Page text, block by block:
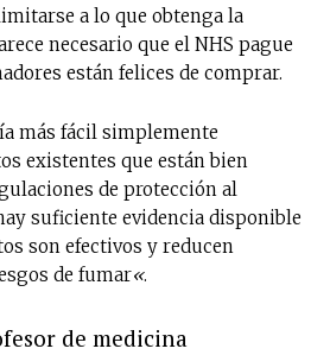
a lo que obtenga la
necesario que el NHS pague
están felices de comprar.
más fácil simplemente
existentes que están bien
de protección al
suficiente evidencia disponible
son efectivos y reducen
de fumar«.
de medicina